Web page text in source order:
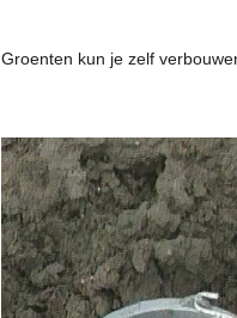
Groenten kun je zelf